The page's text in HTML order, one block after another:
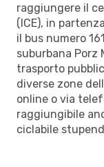
raggiungere il
(ICE), in
il bus numero
suburbana Porz
trasporto
diverse zone
online o via
raggiungibile
ciclabile